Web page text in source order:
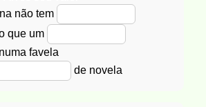
não tem
que um
favela
de novela